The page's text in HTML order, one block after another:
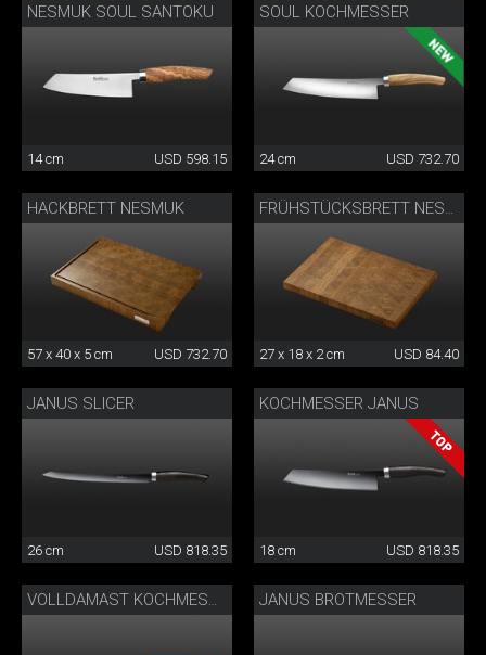
NESMUK SOUL SANTOKU
14 cm USD 598.15
SOUL KOCHMESSER
24 cm USD 732.70
HACKBRETT NESMUK
57 x 40 x 5 cm USD 732.70 27 x 18 x 2 cm USD 84.40
JANUS SLICER
26 cm USD 818.35
KOCHMESSER JANUS
18 cm USD 818.35
JANUS BROTMESSER